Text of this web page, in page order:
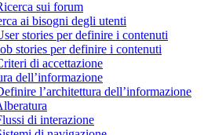
sui forum
ai bisogni degli utenti
stories per definire i contenuti
stories per definire i contenuti
di accettazione
dell’informazione
l’architettura dell’informazione
di interazione